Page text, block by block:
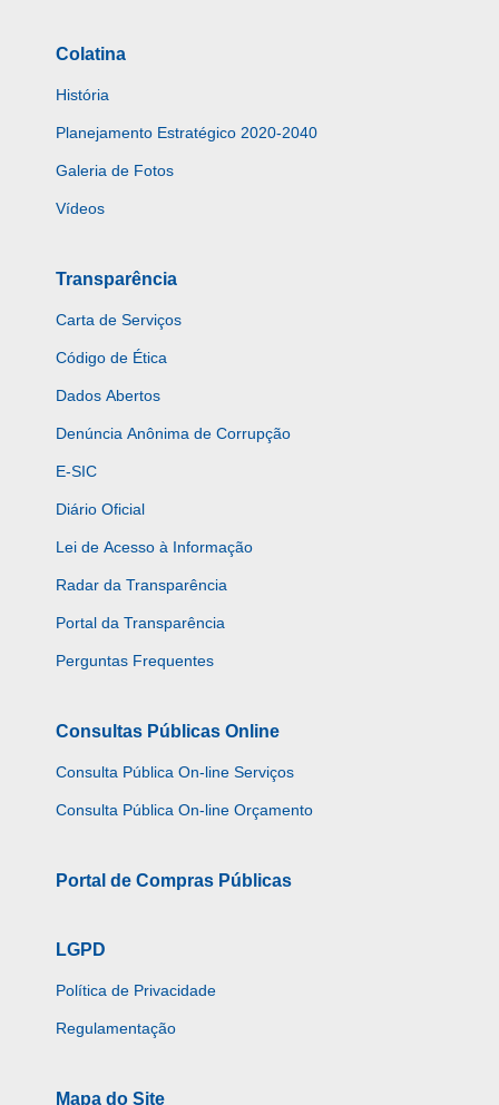
Colatina
História
Planejamento Estratégico 2020-2040
Galeria de Fotos
Vídeos
Transparência
Carta de Serviços
Código de Ética
Dados Abertos
Denúncia Anônima de Corrupção
E-SIC
Diário Oficial
Lei de Acesso à Informação
Radar da Transparência
Portal da Transparência
Perguntas Frequentes
Consultas Públicas Online
Consulta Pública On-line Serviços
Consulta Pública On-line Orçamento
Portal de Compras Públicas
LGPD
Política de Privacidade
Regulamentação
Mapa do Site